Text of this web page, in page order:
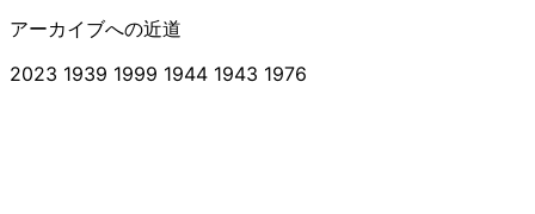
アーカイブへの近道
2023 1939 1999 1944 1943 1976